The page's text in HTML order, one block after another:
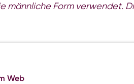
männliche Form verwendet.
Web